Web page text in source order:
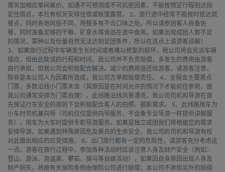
需另加相应单间差价。如遇不可预测或不可抗拒因素，不能按预定行程到达指
定住宿点，本社有权另安排住宿或帐篷露营。 2、旅行途中经常不能按时抵达就
餐点，同时各地风俗不同，用餐多有不合口味之处。所以请参团客人自备佐
餐，同时准备足够的干粮、矿泉水等食品在途中食用。如果出现成团人数不足
的情况，菜种以及份量自然无法达到足团条件，所以在这点上请游客谅解！
3、如果旅行过程中车辆发生长时间或者难以修复的损坏，我公司将会另派车辆
接应，但由此耽误的行程和时间，我公司并不负责赔偿，多发生的费用由游客
自行承担，但我公司会积极配合解决。减少的费用退还给游客。请游客注意，
除非是本公司人为因素所造成，我公司方承担赔偿责任。 4、全程含主要景点
门票，多数沿线小门票未含（其原因是在时间允许的情况下才能前往参观，故
我公司通常安排为门票自理）。此线路沿线风景漂亮，我公司司机和导游在首
先保证行车安全的原则下会积极配合客人的拍照、摄影需求。 5、此线路用车为
小车时司机兼向导（司机仅仅提供向导服务，不会象专业导游一样提供讲解服
务）、用车为大车时提供专职导游服务。如果是独立成团我们将根据您的需求
安排导游。如果遇到特殊原因危及乘员的生命安全，我公司的司机和导游有权
对此做出相应的应变措施。 6、出门旅行都有一定的危险性，请游客充分考虑这
一点。游客在旅行过程中，参加各种活动时应该注意人身及财产安全（例如：
登山、游泳、泡温泉、攀岩、骑马等自娱活动），如果因自身原因出现人身及
财产损失，将按有关保险条例由保险公司进行赔偿；本公司不承担另外的赔偿